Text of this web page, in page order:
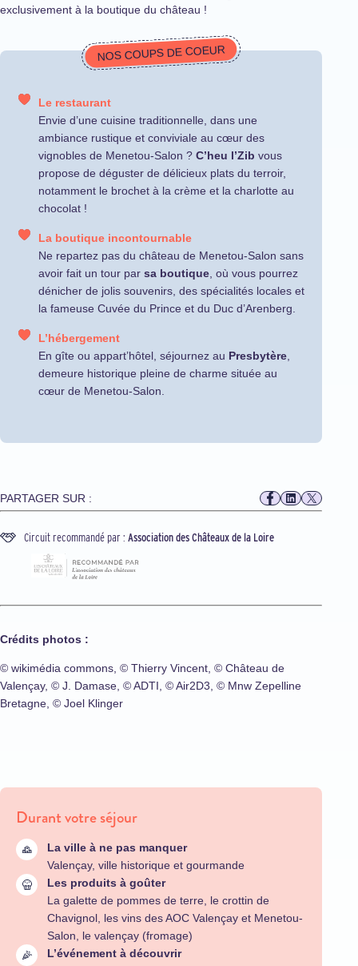
exclusivement à la boutique du château !
NOS COUPS DE COEUR
Le restaurant
Envie d’une cuisine traditionnelle, dans une
ambiance rustique et conviviale au cœur des
vignobles de Menetou-Salon ? C’heu l’Zib vous
propose de déguster de délicieux plats du terroir,
notamment le brochet à la crème et la charlotte au
chocolat !
La boutique incontournable
Ne repartez pas du château de Menetou-Salon sans
avoir fait un tour par sa boutique , où vous pourrez
dénicher de jolis souvenirs, des spécialités locales et
la fameuse Cuvée du Prince et du Duc d’Arenberg.
L’hébergement
En gîte ou appart’hôtel, séjournez au Presbytère
demeure historique pleine de charme située au
cœur de Menetou-Salon.
PARTAGER SUR :
Circuit recommandé par : Association des Châteaux de la Loire
Crédits photos :
© wikimédia commons, © Thierry Vincent, © Château de
Valençay, © J. Damase, © ADTI, © Air2D3, © Mnw Zepelline
Bretagne, © Joel Klinger
Durant votre séjour
La ville à ne pas manquer
Valençay, ville historique et gourmande
Les produits à goûter
La galette de pommes de terre, le crottin de
Chavignol, les vins des AOC Valençay et Menetou-
Salon, le valençay (fromage)
L’événement à découvrir